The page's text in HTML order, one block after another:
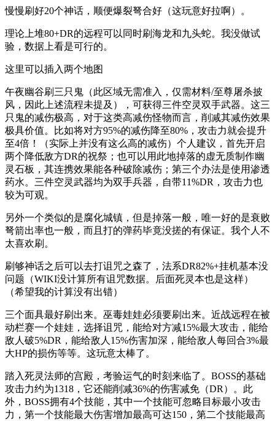
慢慢刷好20个神话，顺便爆裂弩合好（这玩意好拉啊）。
理论上堆80+DR的远程可以同时刷海龙和九头蛇。我没做试
验，数据上看是可行的。
这里可以插入两个地图
午夜幽谷刷三只鬼（此区域无需准入，仅需材料/至尊屠杀披
风，因此上述流程未提及），可获得三件空灵双手武器。这三
只鬼的减伤极高，对于这类高减伤怪物而言，削减其减伤效果
极具价值。比如将对方95%的减伤降至80%，攻击力就会提升
至4倍！（实际上并没有这么高的减伤）个人建议，首先开启
两个降低敌方DR的祝祭；也可以用此地掉落的虚无质制作幽
灵石板，其连携效果能各种破除减伤；第三个办法是使用渗透
药水。三件空灵武器均为双手兵器，自带11%DR，攻击力也
较为可观。
另外一个类似的是腐化城镇，但是掉落一般，唯一好的是衰败
弩箭出率也一般，而且打的弹药毕竟没搓的有保证。我个人不
太喜欢刷。
刷够神话之后可以去打诅咒之森了，法系DR82%+挂机基本没
问题（WIKI没计算所有诅咒数据。后面死灵本也是这样）
（希望我的计算没有出错）
三个面具最好刷出来。巫毒娃娃必须要刷出来。近战远程在被
动栏赛一个娃娃，选择诅咒，能给对方减15%最大攻击，能给
敌人破5%DR，能给敌人15%伤害加深，能给敌人每回合3%最
大HP的损伤等等。这玩意太棒了。
踏入死灵法师的宫殿，考验运气的时刻来临了。BOSS的基础
攻击力约为1318，它还能削减36%的伤害减免（DR）。此
外，BOSS拥有4个技能，其中一个技能可忽略目标最小攻击
力，第一个技能最大伤害增加最高可达150，第二个技能最高